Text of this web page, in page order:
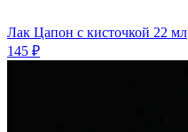
Лак Цапон с кисточкой 22 мл
145 ₽